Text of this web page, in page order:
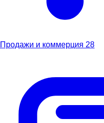
Продажи и коммерция 28